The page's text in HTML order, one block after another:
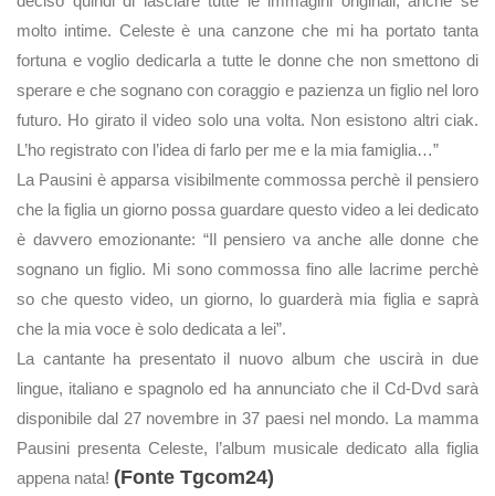
molto intime. Celeste è una canzone che mi ha portato tanta
fortuna e voglio dedicarla a tutte le donne che non smettono di
sperare e che sognano con coraggio e pazienza un figlio nel loro
futuro. Ho girato il video solo una volta. Non esistono altri ciak.
L’ho registrato con l’idea di farlo per me e la mia famiglia…”
La Pausini è apparsa visibilmente commossa perchè il pensiero
che la figlia un giorno possa guardare questo video a lei dedicato
è davvero emozionante: “Il pensiero va anche alle donne che
sognano un figlio. Mi sono commossa fino alle lacrime perchè
so che questo video, un giorno, lo guarderà mia figlia e saprà
che la mia voce è solo dedicata a lei”.
La cantante ha presentato il nuovo album che uscirà in due
lingue, italiano e spagnolo ed ha annunciato che il Cd-Dvd sarà
disponibile dal 27 novembre in 37 paesi nel mondo. La mamma
Pausini presenta Celeste, l’album musicale dedicato alla figlia
appena nata! (Fonte Tgcom24)